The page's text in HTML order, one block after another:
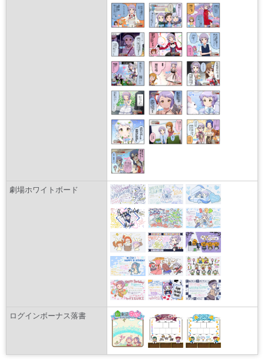
劇場ホワイトボード
ログインボーナス落書